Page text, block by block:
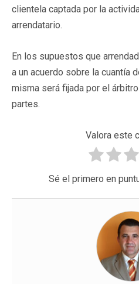
clientela captada por la
arrendatario.
En los supuestos que
a un acuerdo sobre la cuantía
misma será fijada por el
partes.
Valora este
Sé el primero en